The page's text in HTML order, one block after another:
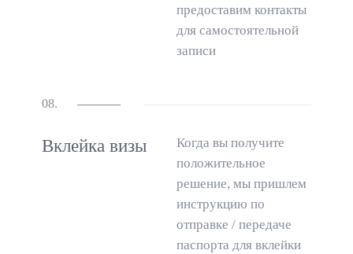
предоставим контакты
для самостоятельной
записи
08.
Вклейка визы
Когда вы получите
положительное
решение, мы пришлем
инструкцию по
отправке / передаче
паспорта для вклейки